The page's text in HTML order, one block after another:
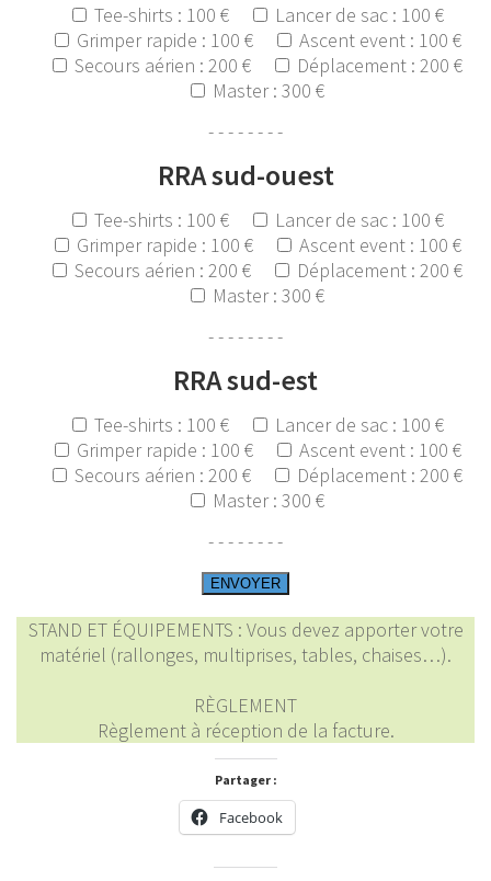
Tee-shirts : 100 €
Lancer de sac : 100 €
Grimper rapide : 100 €
Ascent event : 100 €
Secours aérien : 200 €
Déplacement : 200 €
Master : 300 €
- - - - - - - -
RRA sud-ouest
Tee-shirts : 100 €
Lancer de sac : 100 €
Grimper rapide : 100 €
Ascent event : 100 €
Secours aérien : 200 €
Déplacement : 200 €
Master : 300 €
- - - - - - - -
RRA sud-est
Tee-shirts : 100 €
Lancer de sac : 100 €
Grimper rapide : 100 €
Ascent event : 100 €
Secours aérien : 200 €
Déplacement : 200 €
Master : 300 €
- - - - - - - -
STAND ET ÉQUIPEMENTS : Vous devez apporter votre
matériel (rallonges, multiprises, tables, chaises…).
RÈGLEMENT
Règlement à réception de la facture.
Partager :
Facebook